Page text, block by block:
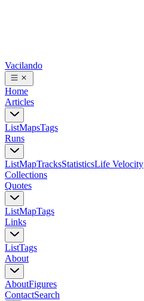
Vacilando
Home
Articles
ListMapsTags
Runs
ListMapTracksStatisticsLife Velocity
Collections
Quotes
ListMapTags
Links
ListTags
About
AboutFigures
ContactSearch